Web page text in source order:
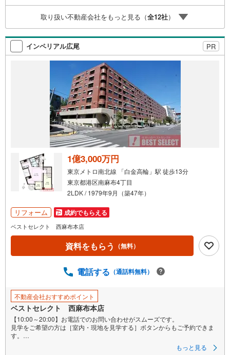
らまずは、お気軽に東宝ハウス溝の口に相談してみません
か？何も決まっていなくて大丈夫！まずはお客様の夢をお
聞かせ下さい！未来の「不安」を「安心」に変える「未来
カレンダー」もご来店時に好評です。スタッフ一同いつで
もお客様のお問合せをお待ちしております。
取り扱い不動産会社をもっと見る（全12社）
インペリアル広尾 PR
1億3,000万円
東京メトロ南北線 「白金高輪」駅 徒歩13分
東京都港区南麻布4丁目
2LDK / 1979年9月（築47年）
リフォーム 成約でもらえる
ベストセレクト 西麻布本店
資料をもらう （無料）
電話する （通話料無料）
不動産会社おすすめポイント
ベストセレクト 西麻布本店
【10:00～20:00】お電話でのお問い合わせがスムーズです。
見学をご希望の方は［室内・現地を見学する］ボタンからもご予約できま
す。
もっと見る